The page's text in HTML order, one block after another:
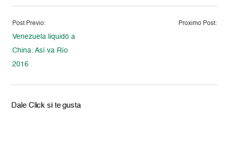
Post Previo:
Venezuela liquidó a
China: Así va Río
2016
Proximo Post:
Dale Click si te gusta